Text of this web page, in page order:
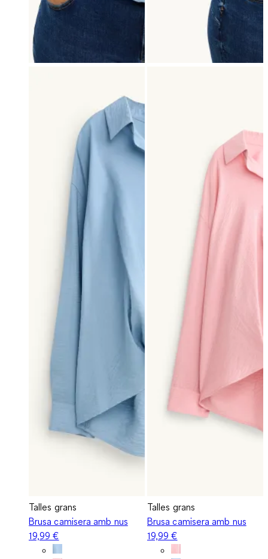
Talles grans
Brusa camisera amb nus
19,99 €
Talles grans
Brusa camisera amb nus
19,99 €